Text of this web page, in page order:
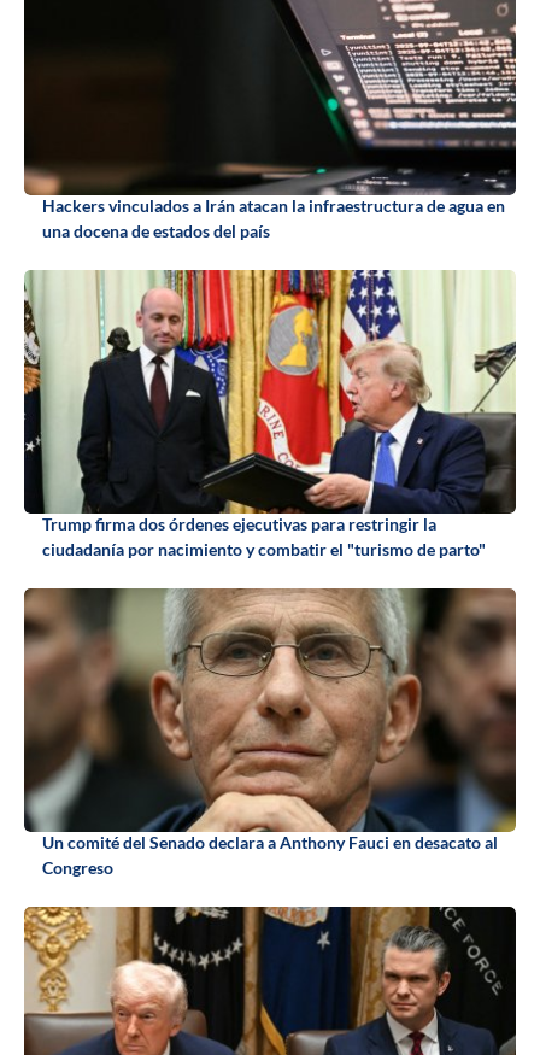
Hackers vinculados a Irán atacan la infraestructura de agua en
una docena de estados del país
Trump firma dos órdenes ejecutivas para restringir la
ciudadanía por nacimiento y combatir el "turismo de parto"
Un comité del Senado declara a Anthony Fauci en desacato al
Congreso